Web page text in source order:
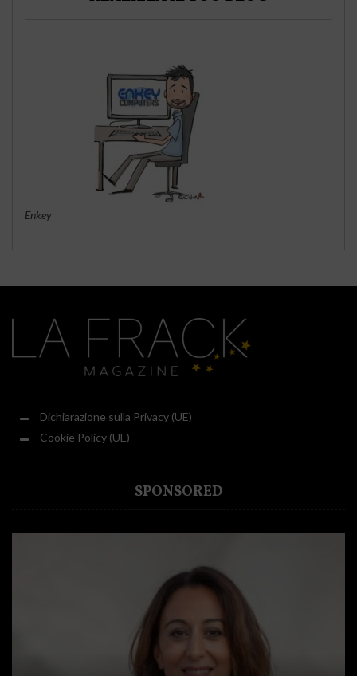
Enkey
Dichiarazione sulla Privacy (UE)
Cookie Policy (UE)
SPONSORED